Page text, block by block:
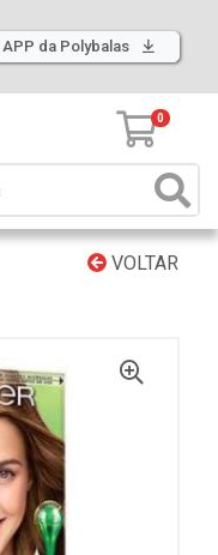
APP da Polybalas
0
VOLTAR